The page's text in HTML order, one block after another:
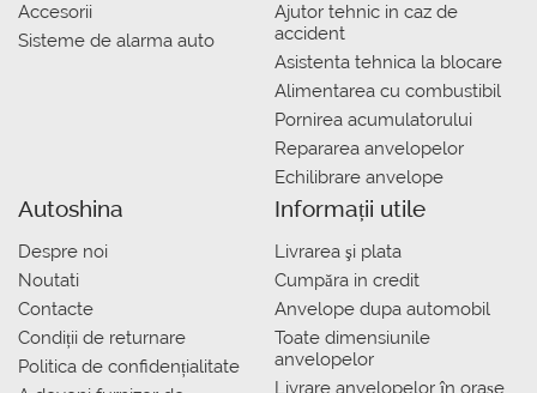
Accesorii
Sisteme de alarma auto
Ajutor tehnic in caz de
accident
Asistenta tehnica la blocare
Alimentarea cu combustibil
Pornirea acumulatorului
Repararea anvelopelor
Echilibrare anvelope
Autoshina
Despre noi
Noutati
Contacte
Condiții de returnare
Politica de confidențialitate
Informații utile
Livrarea şi plata
Сumpăra in credit
Anvelope dupa automobil
Toate dimensiunile
anvelopelor
Livrare anvelopelor în orașe